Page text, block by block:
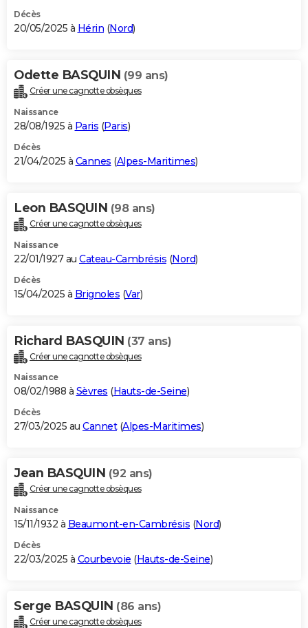
Décès
20/05/2025 à Hérin (Nord)
Odette BASQUIN (99 ans)
Créer une cagnotte obsèques
Naissance
28/08/1925 à Paris (Paris)
Décès
21/04/2025 à Cannes (Alpes-Maritimes)
Leon BASQUIN (98 ans)
Créer une cagnotte obsèques
Naissance
22/01/1927 au Cateau-Cambrésis (Nord)
Décès
15/04/2025 à Brignoles (Var)
Richard BASQUIN (37 ans)
Créer une cagnotte obsèques
Naissance
08/02/1988 à Sèvres (Hauts-de-Seine)
Décès
27/03/2025 au Cannet(Alpes-Maritimes)
Jean BASQUIN (92 ans)
Créer une cagnotte obsèques
Naissance
15/11/1932 à Beaumont-en-Cambrésis (Nord)
Décès
22/03/2025 à Courbevoie (Hauts-de-Seine)
Serge BASQUIN (86 ans)
Créer une cagnotte obsèques